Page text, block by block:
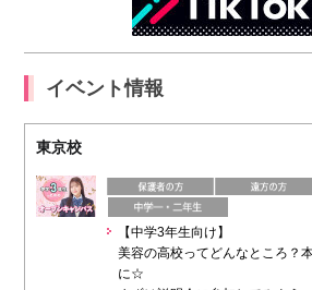
イベント情報
東京校
【中学3年生向け】
美容の高校ってどんなところ？
に☆